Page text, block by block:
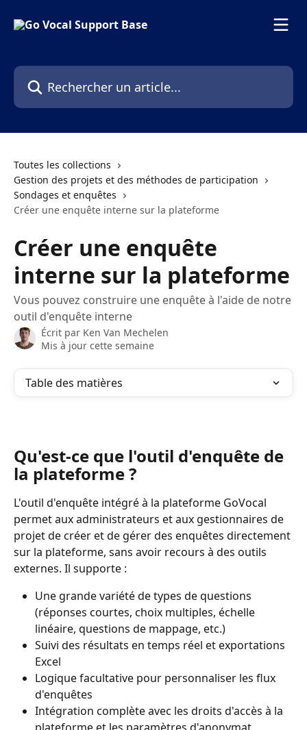
Rechercher un article...
Toutes les collections
Gestion des projets et des méthodes de participation
Sondages et enquêtes
Créer une enquête interne sur la plateforme
Créer une enquête
interne sur la plateforme
Vous pouvez construire une enquête à l'aide de notre
outil d'enquête interne
Écrit par Ken Van Mechelen
Mis à jour cette semaine
Table des matières
Qu'est-ce que l'outil d'enquête de
la plateforme ?
L'outil d'enquête intégré à la plateforme GoVocal
permet aux administrateurs et aux gestionnaires de
projet de créer et de gérer des enquêtes directement
sur la plateforme, sans avoir recours à des outils
externes. Il supporte :
Une grande variété de types de questions
(réponses courtes, choix multiples, échelle
linéaire, questions de mappage, etc.)
Suivi des résultats en temps réel et exportations
Excel
Logique facultative pour personnaliser les flux
d'enquêtes
Intégration complète avec les droits d'accès à la